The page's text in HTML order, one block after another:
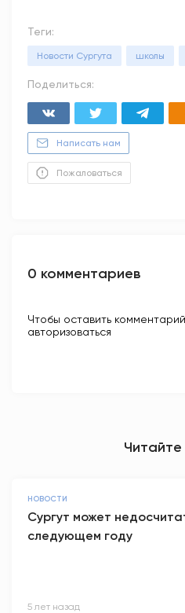
Теги:
Новости Сургута школы
Поделиться:
Написать нам
Пожаловаться
0 комментариев
Чтобы оставить
авторизоваться
НОВОСТИ
Сургут может
следующем году
5 лет назад